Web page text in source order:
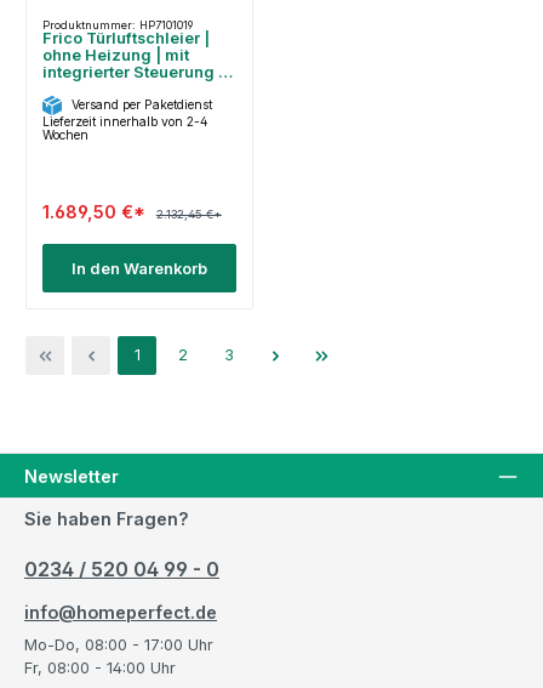
Produktnummer: HP7101019
Frico Türluftschleier |
ohne Heizung | mit
integrierter Steuerung |
Versand per Paketdienst
Lieferzeit innerhalb von 2-4
Wochen
1.689,50 €* 2.132,45 €*
In den Warenkorb
Seite
1 Seite
2 Seite
3
Newsletter
Sie haben Fragen?
0234 / 520 04 99 - 0
info@homeperfect.de
Mo-Do, 08:00 - 17:00 Uhr
Fr, 08:00 - 14:00 Uhr